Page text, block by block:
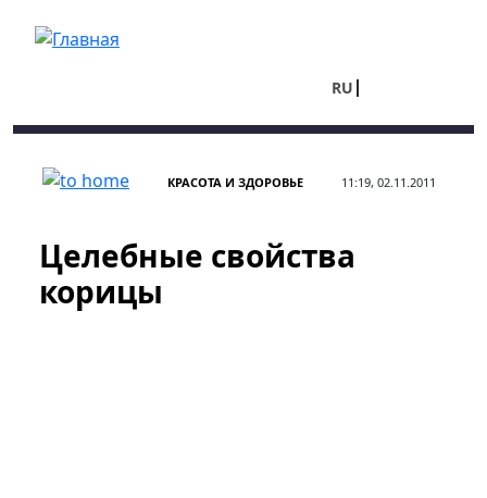
RU
КРАСОТА И ЗДОРОВЬЕ 11:19, 02.11.2011
Целебные свойства
корицы